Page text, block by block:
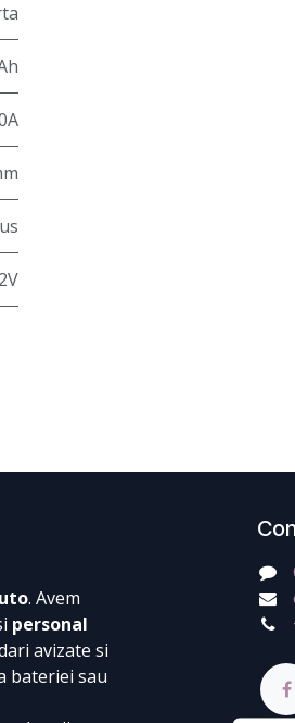
. Avem
personal
avizate si
bateriei sau